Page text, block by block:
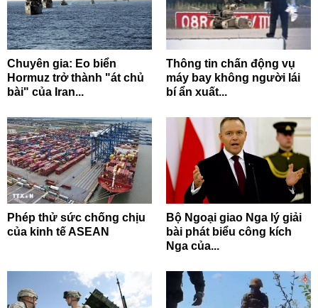
Chuyên gia: Eo biển
Hormuz trở thành "át chủ
bài" của Iran...
Thông tin chấn động vụ
máy bay không người lái
bí ẩn xuất...
Phép thử sức chống chịu
của kinh tế ASEAN
Bộ Ngoại giao Nga lý giải
bài phát biểu công kích
Nga của...